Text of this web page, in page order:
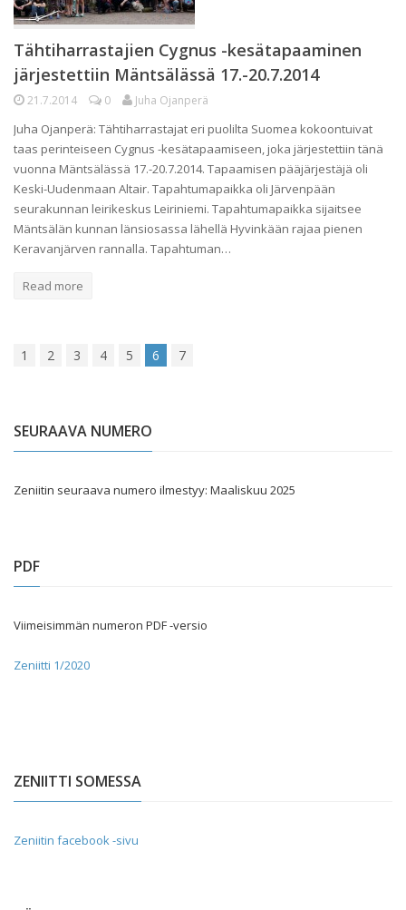
Tähtiharrastajien Cygnus -kesätapaaminen
järjestettiin Mäntsälässä 17.-20.7.2014
21.7.2014 0 Juha Ojanperä
Juha Ojanperä: Tähtiharrastajat eri puolilta Suomea kokoontuivat
taas perinteiseen Cygnus -kesätapaamiseen, joka järjestettiin tänä
vuonna Mäntsälässä 17.-20.7.2014. Tapaamisen pääjärjestäjä oli
Keski-Uudenmaan Altair. Tapahtumapaikka oli Järvenpään
seurakunnan leirikeskus Leiriniemi. Tapahtumapaikka sijaitsee
Mäntsälän kunnan länsiosassa lähellä Hyvinkään rajaa pienen
Keravanjärven rannalla. Tapahtuman…
Read more
1 2 3 4 5 6 7
SEURAAVA NUMERO
Zeniitin seuraava numero ilmestyy: Maaliskuu 2025
PDF
Viimeisimmän numeron PDF -versio
Zeniitti 1/2020
ZENIITTI SOMESSA
Zeniitin facebook -sivu